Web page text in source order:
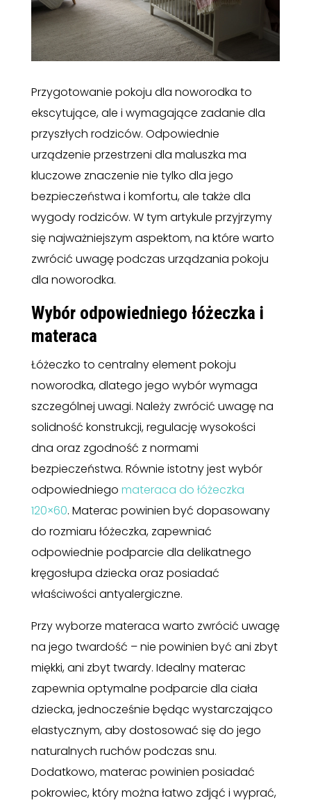
Przygotowanie pokoju dla noworodka to
ekscytujące, ale i wymagające zadanie dla
przyszłych rodziców. Odpowiednie
urządzenie przestrzeni dla maluszka ma
kluczowe znaczenie nie tylko dla jego
bezpieczeństwa i komfortu, ale także dla
wygody rodziców. W tym artykule przyjrzymy
się najważniejszym aspektom, na które warto
zwrócić uwagę podczas urządzania pokoju
dla noworodka.
Wybór odpowiedniego łóżeczka i
materaca
Łóżeczko to centralny element pokoju
noworodka, dlatego jego wybór wymaga
szczególnej uwagi. Należy zwrócić uwagę na
solidność konstrukcji, regulację wysokości
dna oraz zgodność z normami
bezpieczeństwa. Równie istotny jest wybór
odpowiedniego materaca do łóżeczka
120×60. Materac powinien być dopasowany
do rozmiaru łóżeczka, zapewniać
odpowiednie podparcie dla delikatnego
kręgosłupa dziecka oraz posiadać
właściwości antyalergiczne.
Przy wyborze materaca warto zwrócić uwagę
na jego twardość – nie powinien być ani zbyt
miękki, ani zbyt twardy. Idealny materac
zapewnia optymalne podparcie dla ciała
dziecka, jednocześnie będąc wystarczająco
elastycznym, aby dostosować się do jego
naturalnych ruchów podczas snu.
Dodatkowo, materac powinien posiadać
pokrowiec, który można łatwo zdjąć i wyprać,